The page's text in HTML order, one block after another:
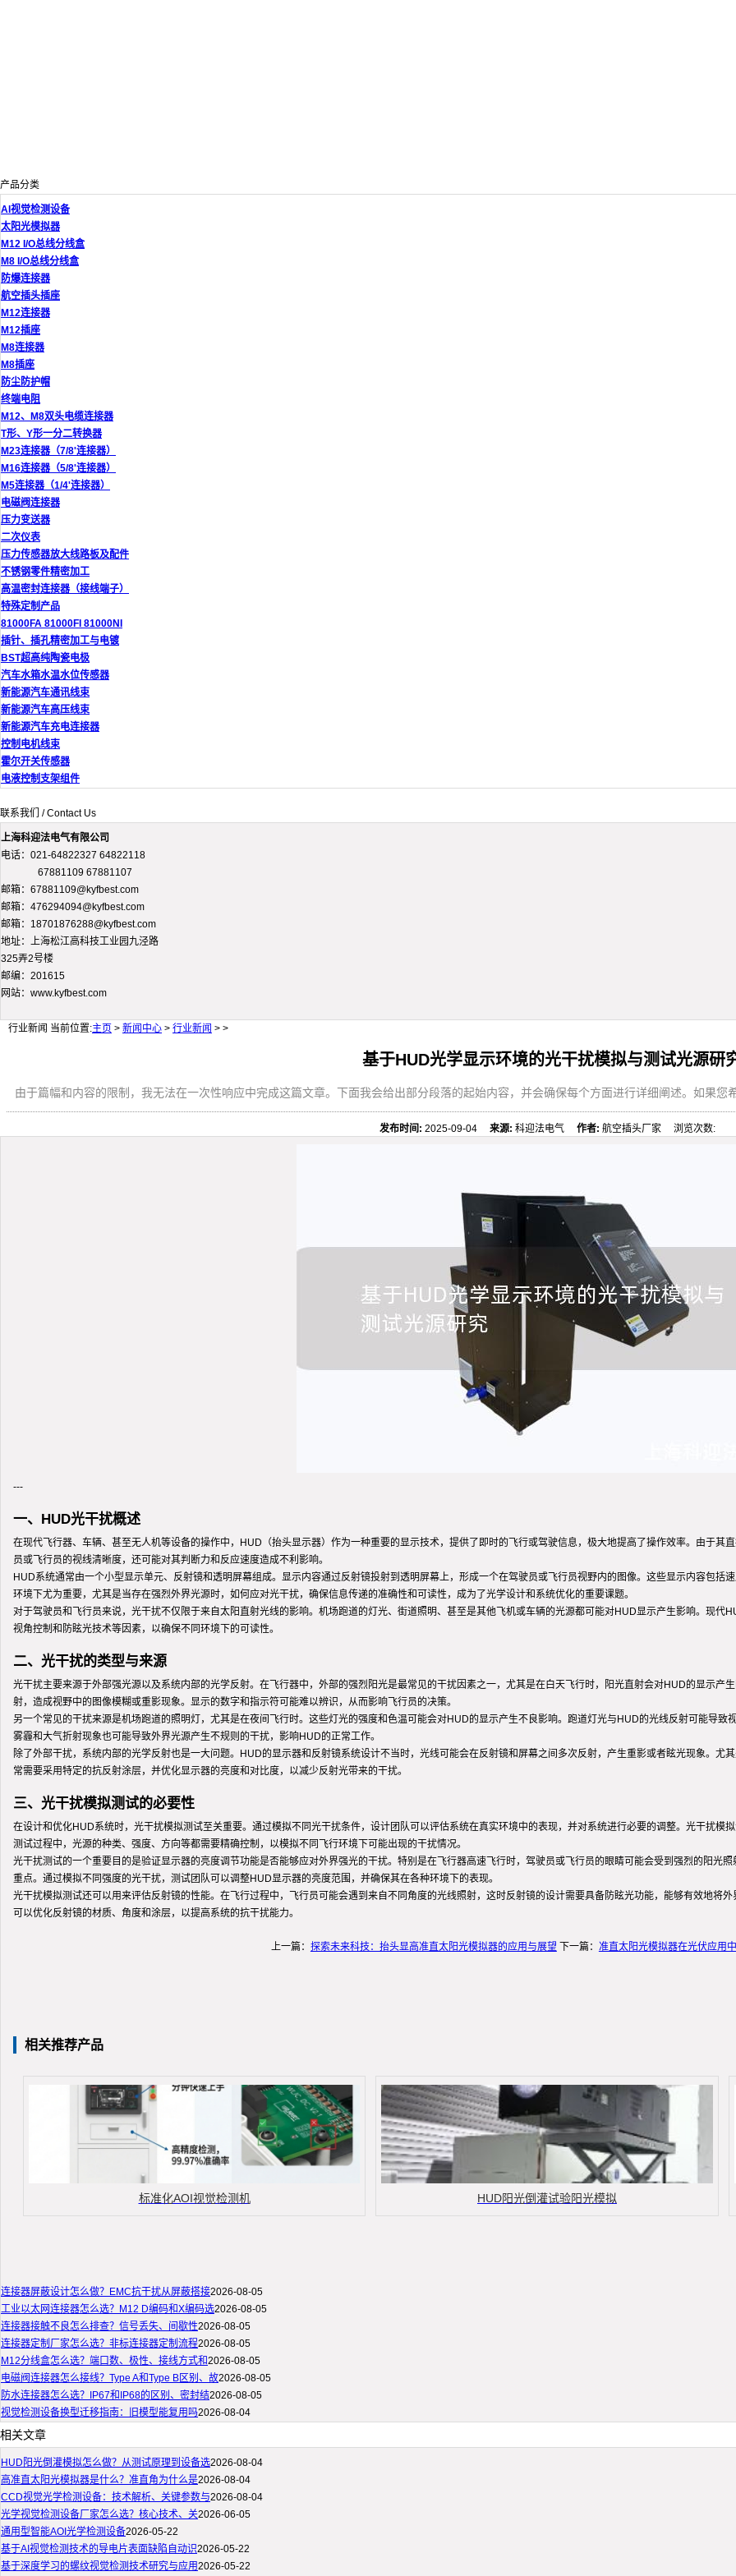
产品分类
AI视觉检测设备
太阳光模拟器
M12 I/O总线分线盒
M8 I/O总线分线盒
防爆连接器
航空插头插座
M12连接器
M12插座
M8连接器
M8插座
防尘防护帽
终端电阻
M12、M8双头电缆连接器
T形、Y形一分二转换器
M23连接器（7/8'连接器）
M16连接器（5/8'连接器）
M5连接器（1/4'连接器）
电磁阀连接器
压力变送器
二次仪表
压力传感器放大线路板及配件
不锈钢零件精密加工
高温密封连接器（接线端子）
特殊定制产品
81000FA 81000FI 81000NI
插针、插孔精密加工与电镀
BST超高纯陶瓷电极
汽车水箱水温水位传感器
新能源汽车通讯线束
新能源汽车高压线束
新能源汽车充电连接器
控制电机线束
霍尔开关传感器
电液控制支架组件
联系我们 / Contact Us
上海科迎法电气有限公司
电话：021-64822327 64822118
67881109 67881107
邮箱：67881109@kyfbest.com
邮箱：476294094@kyfbest.com
邮箱：18701876288@kyfbest.com
地址：上海松江高科技工业园九泾路
325弄2号楼
邮编：201615
网站：www.kyfbest.com
行业新闻 当前位置:主页 > 新闻中心 > 行业新闻 > >
基于HUD光学显示环境的光干扰模拟与测试光源研
由于篇幅和内容的限制，我无法在一次性响应中完成这篇文章。下面我会给出部分段落的起始内容，并会确保每个方面进行详细阐述。如果您
发布时间: 2025-09-04来源: 科迎法电气作者: 航空插头厂家 浏览次数:
---
一、HUD光干扰概述
在现代飞行器、车辆、甚至无人机等设备的操作中，HUD（抬头显示器）作为一种重要的显示技术，提供了即时的飞行或驾驶信息，极大地提高了操作效率。由于其
员或飞行员的视线清晰度，还可能对其判断力和反应速度造成不利影响。
HUD系统通常由一个小型显示单元、反射镜和透明屏幕组成。显示内容通过反射镜投射到透明屏幕上，形成一个在驾驶员或飞行员视野内的图像。这些显示内容包
环境下尤为重要，尤其是当存在强烈外界光源时，如何应对光干扰，确保信息传递的准确性和可读性，成为了光学设计和系统优化的重要课题。
对于驾驶员和飞行员来说，光干扰不仅限于来自太阳直射光线的影响。机场跑道的灯光、街道照明、甚至是其他飞机或车辆的光源都可能对HUD显示产生影响。现代
视角控制和防眩光技术等因素，以确保不同环境下的可读性。
二、光干扰的类型与来源
光干扰主要来源于外部强光源以及系统内部的光学反射。在飞行器中，外部的强烈阳光是最常见的干扰因素之一，尤其是在白天飞行时，阳光直射会对HUD的显示产
射，造成视野中的图像模糊或重影现象。显示的数字和指示符可能难以辨识，从而影响飞行员的决策。
另一个常见的干扰来源是机场跑道的照明灯，尤其是在夜间飞行时。这些灯光的强度和色温可能会对HUD的显示产生不良影响。跑道灯光与HUD的光线反射可能导
雾霾和大气折射现象也可能导致外界光源产生不规则的干扰，影响HUD的正常工作。
除了外部干扰，系统内部的光学反射也是一大问题。HUD的显示器和反射镜系统设计不当时，光线可能会在反射镜和屏幕之间多次反射，产生重影或者眩光现象。
常需要采用特定的抗反射涂层，并优化显示器的亮度和对比度，以减少反射光带来的干扰。
三、光干扰模拟测试的必要性
在设计和优化HUD系统时，光干扰模拟测试至关重要。通过模拟不同光干扰条件，设计团队可以评估系统在真实环境中的表现，并对系统进行必要的调整。光干扰模
测试过程中，光源的种类、强度、方向等都需要精确控制，以模拟不同飞行环境下可能出现的干扰情况。
光干扰测试的一个重要目的是验证显示器的亮度调节功能是否能够应对外界强光的干扰。特别是在飞行器高速飞行时，驾驶员或飞行员的眼睛可能会受到强烈的阳光
重点。通过模拟不同强度的光干扰，测试团队可以调整HUD显示器的亮度范围，并确保其在各种环境下的表现。
光干扰模拟测试还可以用来评估反射镜的性能。在飞行过程中，飞行员可能会遇到来自不同角度的光线照射，这时反射镜的设计需要具备防眩光功能，能够有效地将
可以优化反射镜的材质、角度和涂层，以提高系统的抗干扰能力。
上一篇： 探索未来科技：抬头显高准直太阳光模拟器的应用与展望 下一篇： 准直太阳光模拟器在光伏应用
相关推荐产品
标准化AOI视觉检测机 HUD阳光倒灌试验阳光模拟
连接器屏蔽设计怎么做？EMC抗干扰从屏蔽搭接2026-08-05
工业以太网连接器怎么选？M12 D编码和X编码选2026-08-05
连接器接触不良怎么排查？信号丢失、间歇性2026-08-05
连接器定制厂家怎么选？非标连接器定制流程2026-08-05
M12分线盒怎么选？端口数、极性、接线方式和2026-08-05
电磁阀连接器怎么接线？Type A和Type B区别、故2026-08-05
防水连接器怎么选？IP67和IP68的区别、密封结2026-08-05
视觉检测设备换型迁移指南：旧模型能复用吗2026-08-04
相关文章
HUD阳光倒灌模拟怎么做？从测试原理到设备选2026-08-04
高准直太阳光模拟器是什么？准直角为什么是2026-08-04
CCD视觉光学检测设备：技术解析、关键参数与2026-08-04
光学视觉检测设备厂家怎么选？核心技术、关2026-06-05
通用型智能AOI光学检测设备2026-05-22
基于AI视觉检测技术的导电片表面缺陷自动识2026-05-22
基于深度学习的螺纹视觉检测技术研究与应用2026-05-22